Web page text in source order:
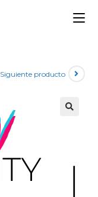
Siguiente producto